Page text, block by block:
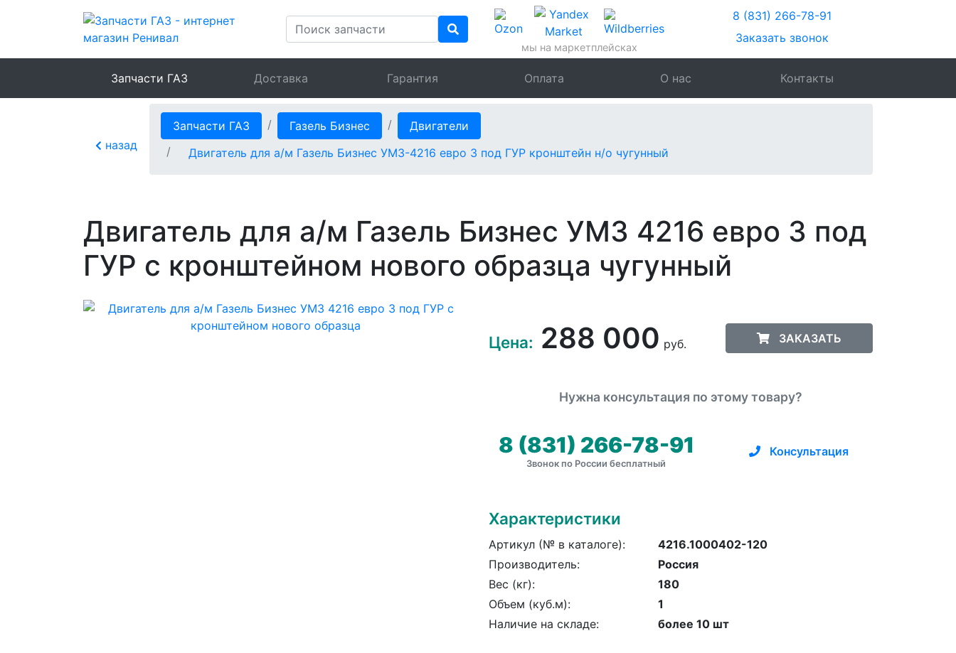
мы на маркетплейсках
8 (831) 266-78-91
Заказать звонок
Запчасти ГАЗ Доставка Гарантия Оплата О нас Контакты
назад
Запчасти ГАЗ Газель Бизнес
Двигатели
Двигатель для а/м Газель Бизнес УМЗ-4216 евро 3 под ГУР кронштейн н/о чугунный
Двигатель для а/м Газель Бизнес УМЗ 4216 евро 3 под
ГУР с кронштейном нового образца чугунный
Цена: 288 000 руб. ЗАКАЗАТЬ
Нужна консультация по этому товару?
8 (831) 266-78-91
Звонок по России бесплатный
Консультация
Характеристики
Артикул (№ в каталоге):
4216.1000402-120
Производитель:
Россия
Вес (кг):
180
Объем (куб.м):
1
Наличие на складе:
более 10 шт